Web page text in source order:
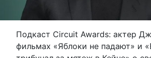
Подкаст Circuit Awards: актер
фильмах «Яблоки не падают» и